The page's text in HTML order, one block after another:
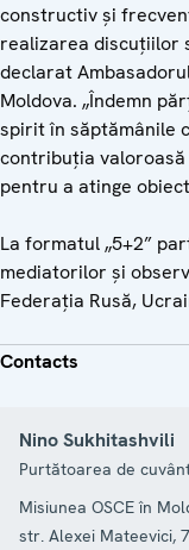
constructiv și
realizarea discuțiilor
declarat
Moldova. „Îndemn
spirit în săptămânile
contribuția
pentru a atinge
La formatul „5+2”
mediatorilor și
Federația Rusă,
Contacts
Nino Sukhitashvili
Purtătoarea de
Misiunea OSCE în
str. Alexei Mateevici,